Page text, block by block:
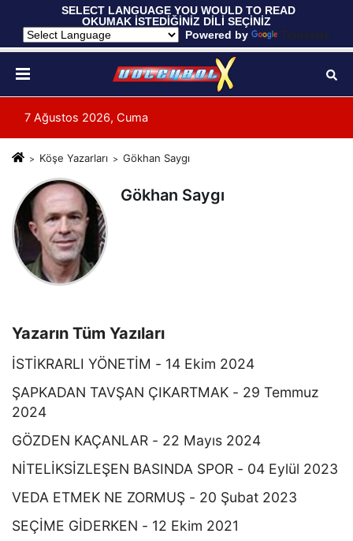
SELECT LANGUAGE YOU WOULD TO READ
OKUMAK İSTEDİĞİNİZ DİLİ SEÇİNİZ
Powered by
Translate
7 Ağustos 2026, Cuma
Köşe Yazarları Gökhan Saygı
Gökhan Saygı
Yazarın Tüm Yazıları
İSTİKRARLI YÖNETİM - 14 Ekim 2024
ŞAPKADAN TAVŞAN ÇIKARTMAK - 29 Temmuz
2024
GÖZDEN KAÇANLAR - 22 Mayıs 2024
NİTELİKSİZLEŞEN BASINDA SPOR - 04 Eylül 2023
VEDA ETMEK NE ZORMUŞ - 20 Şubat 2023
SEÇİME GİDERKEN - 12 Ekim 2021